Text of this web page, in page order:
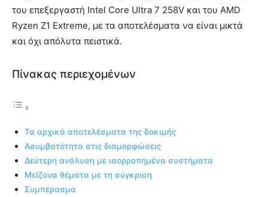
του επεξεργαστή Intel Core Ultra 7 258V και του AMD
Ryzen Z1 Extreme, με τα αποτελέσματα να είναι μικτά
και όχι απόλυτα πειστικά.
Πίνακας περιεχομένων
Τα αρχικά αποτελέσματα της δοκιμής
Ασυμβατότητα στις διαμορφώσεις
Δεύτερη ανάλυση με ισορροπημένα συστήματα
Μείζονα θέματα με τη σύγκριση
Συμπέρασμα